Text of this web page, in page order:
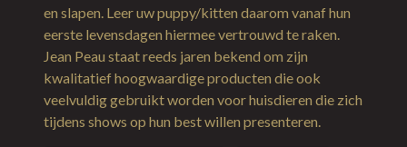
en slapen. Leer uw puppy/kitten daarom vanaf hun
eerste levensdagen hiermee vertrouwd te raken.
Jean Peau staat reeds jaren bekend om zijn
kwalitatief hoogwaardige producten die ook
veelvuldig gebruikt worden voor huisdieren die zich
tijdens shows op hun best willen presenteren.